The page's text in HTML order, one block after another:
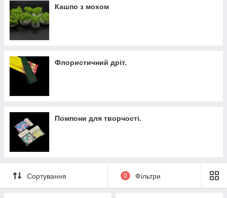
Кашпо з мохом
Флористичний дріт.
Помпони для творчості.
Сортування 0 Фільтри